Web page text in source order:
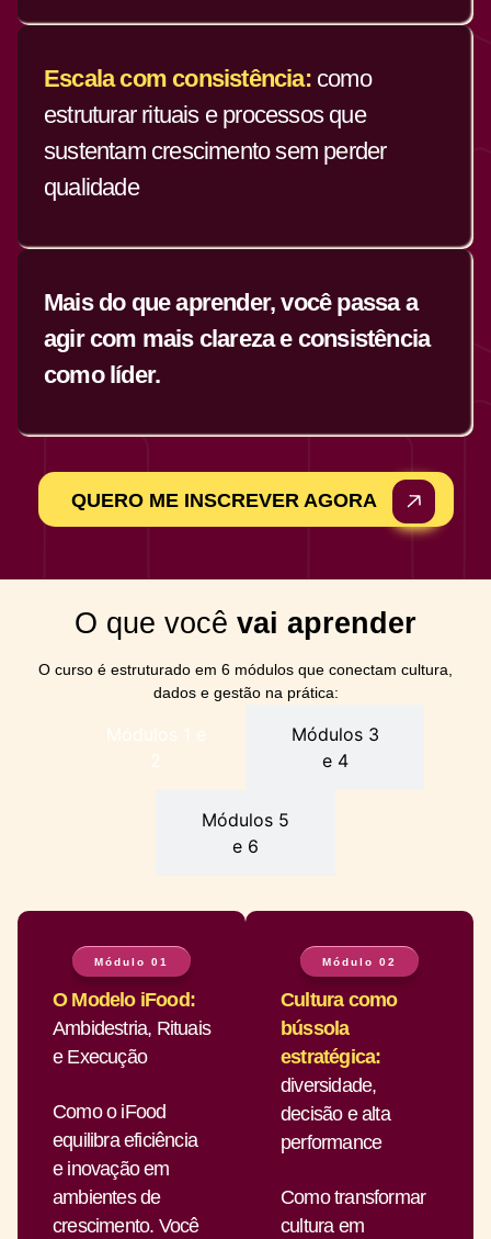
Escala com consistência: como
estruturar rituais e processos que
sustentam crescimento sem perder
qualidade
Mais do que aprender, você passa a
agir com mais clareza e consistência
como líder.
QUERO ME INSCREVER AGORA
O que você vai aprender
O curso é estruturado em 6 módulos que conectam cultura,
dados e gestão na prática:
Módulos 1 e
2
Módulos 3
e 4
Módulos 5
e 6
Módulo 01
O Modelo iFood:
Ambidestria, Rituais
e Execução
Como o iFood
equilibra eficiência
e inovação em
ambientes de
crescimento. Você
Módulo 02
Cultura como
bússola
estratégica:
diversidade,
decisão e alta
performance
Como transformar
cultura em